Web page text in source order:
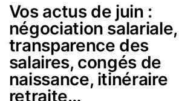
Vos actus de juin :
négociation salariale,
transparence des
salaires, congés de
naissance, itinéraire
retraite…